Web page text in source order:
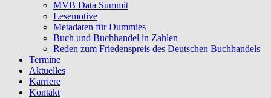
MVB Data Summit
Lesemotive
Metadaten für Dummies
Buch und Buchhandel in Zahlen
Reden zum Friedenspreis des Deutschen Buchhandels
Termine
Aktuelles
Karriere
Kontakt